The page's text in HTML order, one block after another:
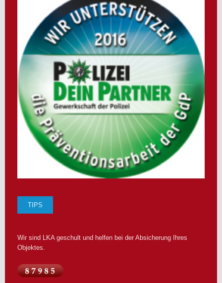
TIPS
Wir sind LKA geschult und helfen bei der Absicherung Ihres
Objektes.